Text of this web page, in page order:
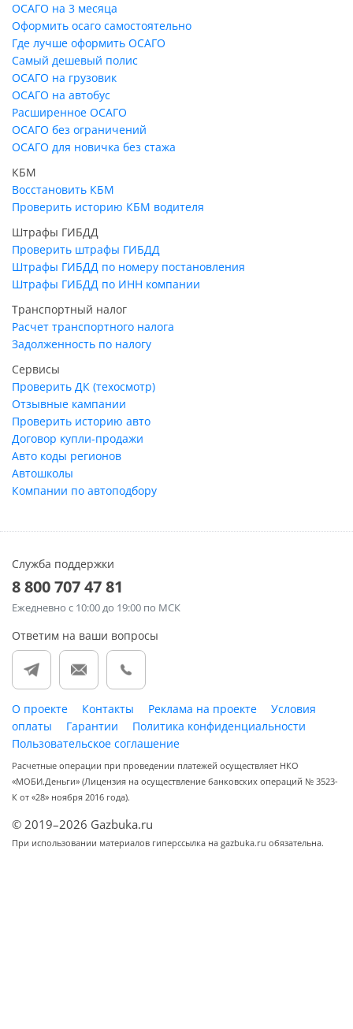
ОСАГО на 3 месяца
Оформить осаго самостоятельно
Где лучше оформить ОСАГО
Самый дешевый полис
ОСАГО на грузовик
ОСАГО на автобус
Расширенное ОСАГО
ОСАГО без ограничений
ОСАГО для новичка без стажа
КБМ
Восстановить КБМ
Проверить историю КБМ водителя
Штрафы ГИБДД
Проверить штрафы ГИБДД
Штрафы ГИБДД по номеру постановления
Штрафы ГИБДД по ИНН компании
Транспортный налог
Расчет транспортного налога
Задолженность по налогу
Сервисы
Проверить ДК (техосмотр)
Отзывные кампании
Проверить историю авто
Договор купли-продажи
Авто коды регионов
Автошколы
Компании по автоподбору
Служба поддержки
8 800 707 47 81
Ежедневно с 10:00 до 19:00 по МСК
Ответим на ваши вопросы
О проекте Контакты Реклама на проекте
Условия
оплаты
Гарантии
Политика конфиденциальности
Пользовательское соглашение
Расчетные операции при проведении платежей осуществляет НКО
«МОБИ.Деньги» (Лицензия на осуществление банковских операций № 3523-
К от «28» ноября 2016 года).
© 2019–2026 Gazbuka.ru
При использовании материалов гиперссылка на gazbuka.ru обязательна.